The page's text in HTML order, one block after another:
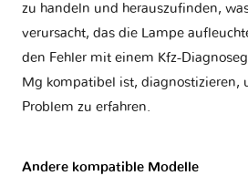
zu handeln und herauszufinden,
verursacht, das die Lampe
den Fehler mit einem Kfz-
Mg kompatibel ist, diagnostizieren,
Problem zu erfahren.
Andere kompatible Modelle